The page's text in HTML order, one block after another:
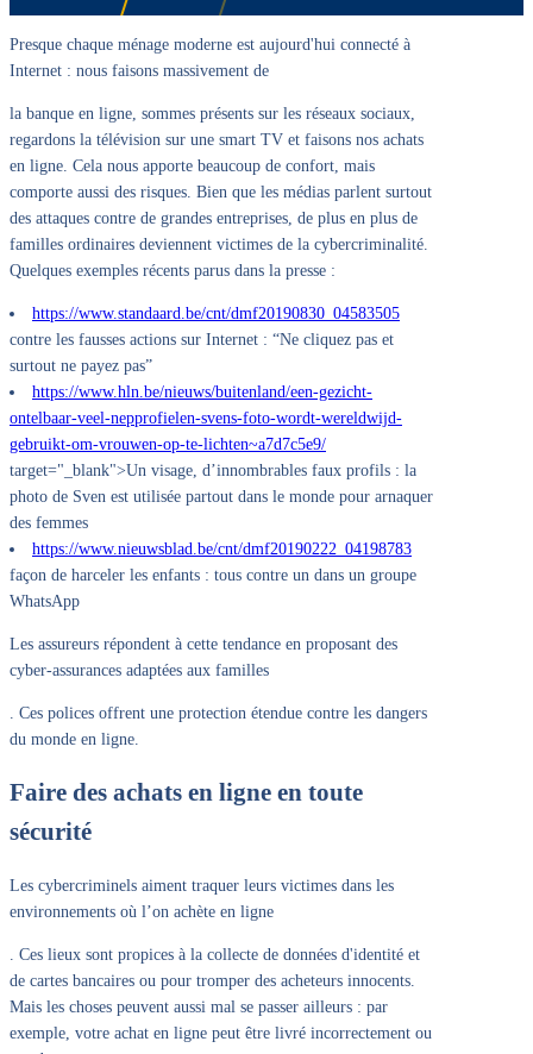
Presque chaque ménage moderne est aujourd'hui connecté à
Internet : nous faisons massivement de
la banque en ligne, sommes présents sur les réseaux sociaux,
regardons la télévision sur une smart TV et faisons nos achats
en ligne. Cela nous apporte beaucoup de confort, mais
comporte aussi des risques. Bien que les médias parlent surtout
des attaques contre de grandes entreprises, de plus en plus de
familles ordinaires deviennent victimes de la cybercriminalité.
Quelques exemples récents parus dans la presse :
https://www.standaard.be/cnt/dmf20190830_04583505
contre les fausses actions sur Internet : “Ne cliquez pas et
surtout ne payez pas”
https://www.hln.be/nieuws/buitenland/een-gezicht-
ontelbaar-veel-nepprofielen-svens-foto-wordt-wereldwijd-
gebruikt-om-vrouwen-op-te-lichten~a7d7c5e9/
target="_blank">Un visage, d’innombrables faux profils : la
photo de Sven est utilisée partout dans le monde pour arnaquer
des femmes
https://www.nieuwsblad.be/cnt/dmf20190222_04198783
façon de harceler les enfants : tous contre un dans un groupe
WhatsApp
Les assureurs répondent à cette tendance en proposant des
cyber-assurances adaptées aux familles
. Ces polices offrent une protection étendue contre les dangers
du monde en ligne.
Faire des achats en ligne en toute
sécurité
Les cybercriminels aiment traquer leurs victimes dans les
environnements où l’on achète en ligne
. Ces lieux sont propices à la collecte de données d'identité et
de cartes bancaires ou pour tromper des acheteurs innocents.
Mais les choses peuvent aussi mal se passer ailleurs : par
exemple, votre achat en ligne peut être livré incorrectement ou